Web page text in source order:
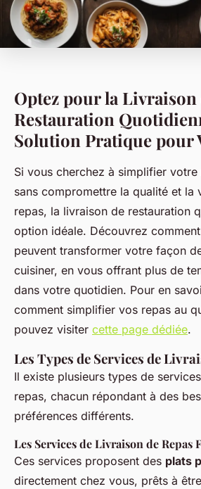
Optez pour la Livraison
Restauration
Solution Pratique pour
Si vous cherchez à simplifier
sans compromettre la qualité et la
repas, la livraison de restauration
option idéale. Découvrez
peuvent transformer votre façon
cuisiner, en vous offrant plus de
dans votre quotidien. Pour en
comment simplifier vos repas au
pouvez visiter cette page dédiée.
Les Types de Services de
Il existe plusieurs types de
repas, chacun répondant à des
préférences différents.
Les Services de Livraison de Repas
Ces services proposent des plats
directement chez vous, prêts à